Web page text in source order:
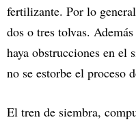
fertilizante. Por lo
dos o tres tolvas.
haya obstrucciones en el
no se estorbe el proceso
El tren de siembra,